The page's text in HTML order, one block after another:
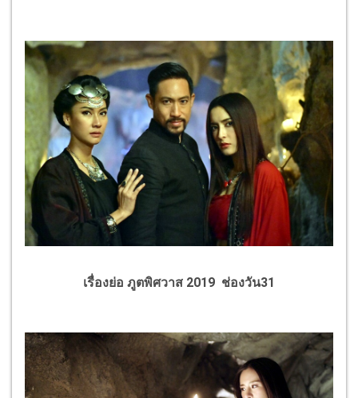
เรื่องย่อ ภูตพิศวาส 2019 ช่องวัน31